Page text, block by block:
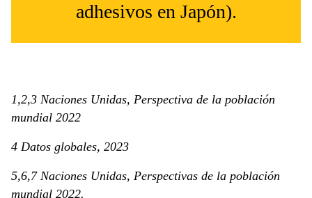
adhesivos en Japón).
1,2,3 Naciones Unidas, Perspectiva de la población
mundial 2022
4 Datos globales, 2023
5,6,7 Naciones Unidas, Perspectivas de la población
mundial 2022.